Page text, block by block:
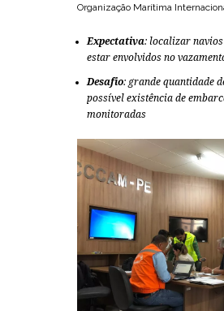
Organização Marítima
Expectativa: localizar
estar envolvidos no
Desafio: grande quantidade
possível existência de
monitoradas